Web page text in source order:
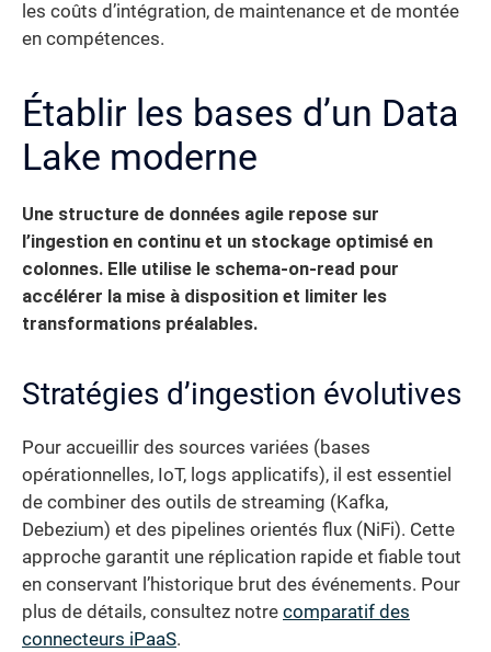
les coûts d’intégration, de maintenance et de montée
en compétences.
Établir les bases d’un Data
Lake moderne
Une structure de données agile repose sur
l’ingestion en continu et un stockage optimisé en
colonnes. Elle utilise le schema-on-read pour
accélérer la mise à disposition et limiter les
transformations préalables.
Stratégies d’ingestion évolutives
Pour accueillir des sources variées (bases
opérationnelles, IoT, logs applicatifs), il est essentiel
de combiner des outils de streaming (Kafka,
Debezium) et des pipelines orientés flux (NiFi). Cette
approche garantit une réplication rapide et fiable tout
en conservant l’historique brut des événements. Pour
plus de détails, consultez notre comparatif des
connecteurs iPaaS.